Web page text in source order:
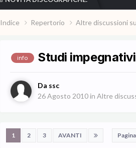
Indice Repertorio Altre discussioni
info Studi
Da ssc
26 Agosto 2010in Altre
1 2 3 AVANTI